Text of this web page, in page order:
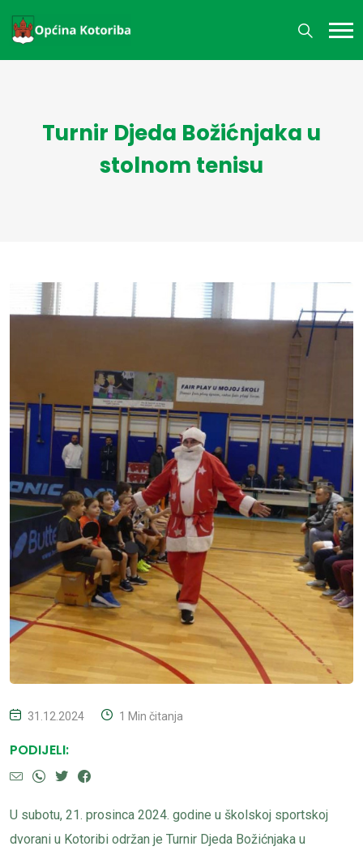
Turnir Djeda Božićnjaka u
stolnom tenisu
31.12.2024 1 Min čitanja
PODIJELI:
U subotu, 21. prosinca 2024. godine u školskoj sportskoj
dvorani u Kotoribi održan je Turnir Djeda Božićnjaka u